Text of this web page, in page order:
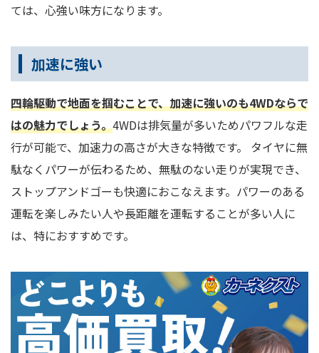
ては、心強い味方になります。
加速に強い
四輪駆動で地面を掴むことで、加速に強いのも4WDならで
はの魅力でしょう。4WDは排気量が多いためパワフルな走
行が可能で、加速力の高さが大きな特徴です。 タイヤに無
駄なくパワーが伝わるため、無駄のない走りが実現でき、
ストップアンドゴーも快適におこなえます。パワーのある
運転を楽しみたい人や長距離を運転することが多い人に
は、特におすすめです。